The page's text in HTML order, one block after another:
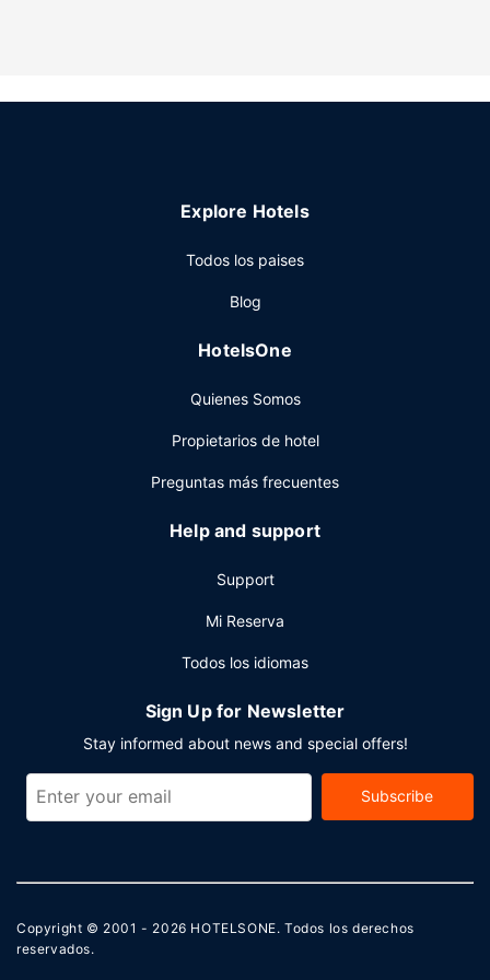
servicios de este hotel incluyen conexión a Internet wifi
cuando quieras comer algo. El alojamiento también
una cafetería. Relájate con un refresco del bar junto a la
desayuno bufé todos los días de 06:30 a 11:00 con un
Tendrás una sala de ordenadores, check-in exprés y
evento en West Palm Beach? En este hotel tienes a tu
disposición 3252 metros cuadrados de espacio con zona
para conferencias y 16 salas de reuniones. Se ofrece
servicio de transporte al aeropuerto (ida y vuelta) gratuito
Explore Hotels
Todos los paises
Blog
HotelsOne
Quienes Somos
Propietarios de hotel
Preguntas más frecuentes
Help and support
Support
Mi Reserva
Todos los idiomas
Sign Up for Newsletter
Stay informed about news and special offers!
Subscribe
Copyright © 2001 - 2026 HOTELSONE. Todos los derechos
reservados.